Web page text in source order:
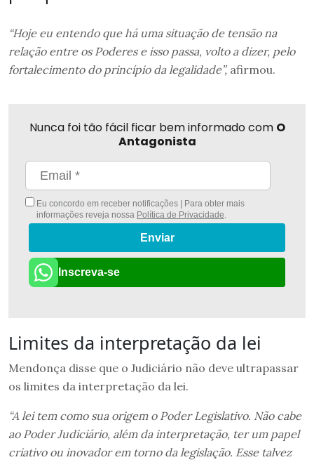
“Hoje eu entendo que há uma situação de tensão na
relação entre os Poderes e isso passa, volto a dizer, pelo
fortalecimento do princípio da legalidade”, afirmou.
Nunca foi tão fácil ficar bem informado com O
Antagonista
Eu concordo em receber notificações | Para obter mais
informações reveja nossa Política de Privacidade.
Enviar
Inscreva-se
Limites da interpretação da lei
Mendonça disse que o Judiciário não deve ultrapassar
os limites da interpretação da lei.
“A lei tem como sua origem o Poder Legislativo. Não cabe
ao Poder Judiciário, além da interpretação, ter um papel
criativo ou inovador em torno da legislação. Esse talvez